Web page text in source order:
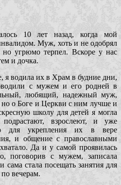
10 лет назад, когда мой
Муж, хоть и не одобрял
угрюмо терпел. Вскоре у нас
и дочка.
я водила их в Храм в будние дни,
с мужем и его родней в
любящий, надежный муж,
но о Боге и Церкви с ним лучше и
школу для детей я могла
взрослеют, и уже
для укрепления их в вере
и общение с православными
Да и у самой проявилась
поговорив с мужем, записала
сама стала посещать занятия для
вечерам.